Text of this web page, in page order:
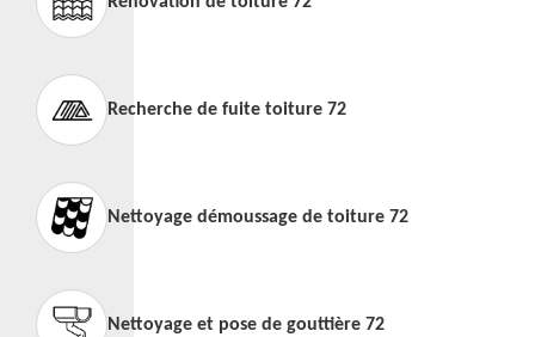
Recherche de fuite toiture 72
Nettoyage démoussage de toiture 72
Nettoyage et pose de gouttière 72